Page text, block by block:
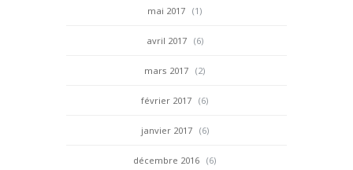
mai 2017 (1)
avril 2017 (6)
mars 2017 (2)
février 2017 (6)
janvier 2017 (6)
décembre 2016 (6)